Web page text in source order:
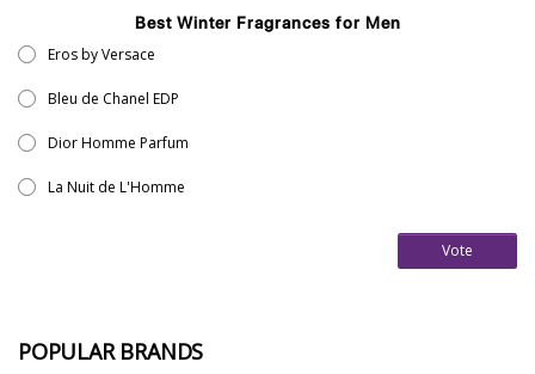
Best Winter Fragrances for Men
Eros by Versace
Bleu de Chanel EDP
Dior Homme Parfum
La Nuit de L'Homme
Vote
POPULAR BRANDS